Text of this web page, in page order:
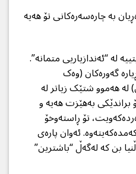
بە چارەسەرەکانی تۆ هەیە
لە “ئەندازیاریی متمانە”.
گەورەکان (وەک
لە هەموو شتێک زیاتر لە
بەهێزت هەیە و
تۆ ڕاستەوخۆ
ئەوان پارەی
بن کە لەگەڵ “باشترین”